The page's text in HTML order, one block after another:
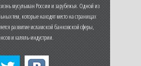
мусульман России и зарубежья. Одной из
тем, которые находят место на страницах
развитие исламской банковской сферы,
и халяль-индустрии.